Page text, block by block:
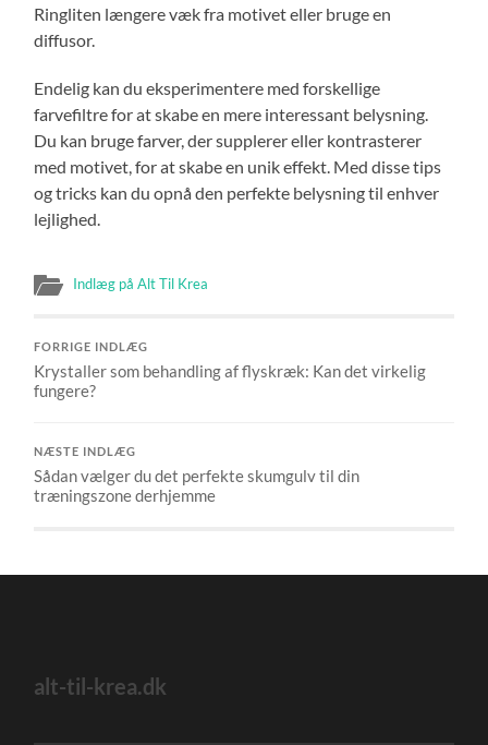
Ringliten længere væk fra motivet eller bruge en
diffusor.
Endelig kan du eksperimentere med forskellige
farvefiltre for at skabe en mere interessant belysning.
Du kan bruge farver, der supplerer eller kontrasterer
med motivet, for at skabe en unik effekt. Med disse tips
og tricks kan du opnå den perfekte belysning til enhver
lejlighed.
Indlæg på Alt Til Krea
FORRIGE INDLÆG
Krystaller som behandling af flyskræk: Kan det virkelig
fungere?
NÆSTE INDLÆG
Sådan vælger du det perfekte skumgulv til din
træningszone derhjemme
alt-til-krea.dk